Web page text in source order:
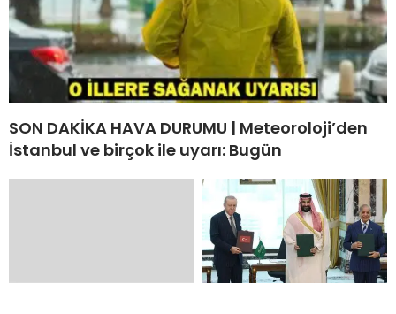
SON DAKİKA HAVA DURUMU | Meteoroloji’den
İstanbul ve birçok ile uyarı: Bugün